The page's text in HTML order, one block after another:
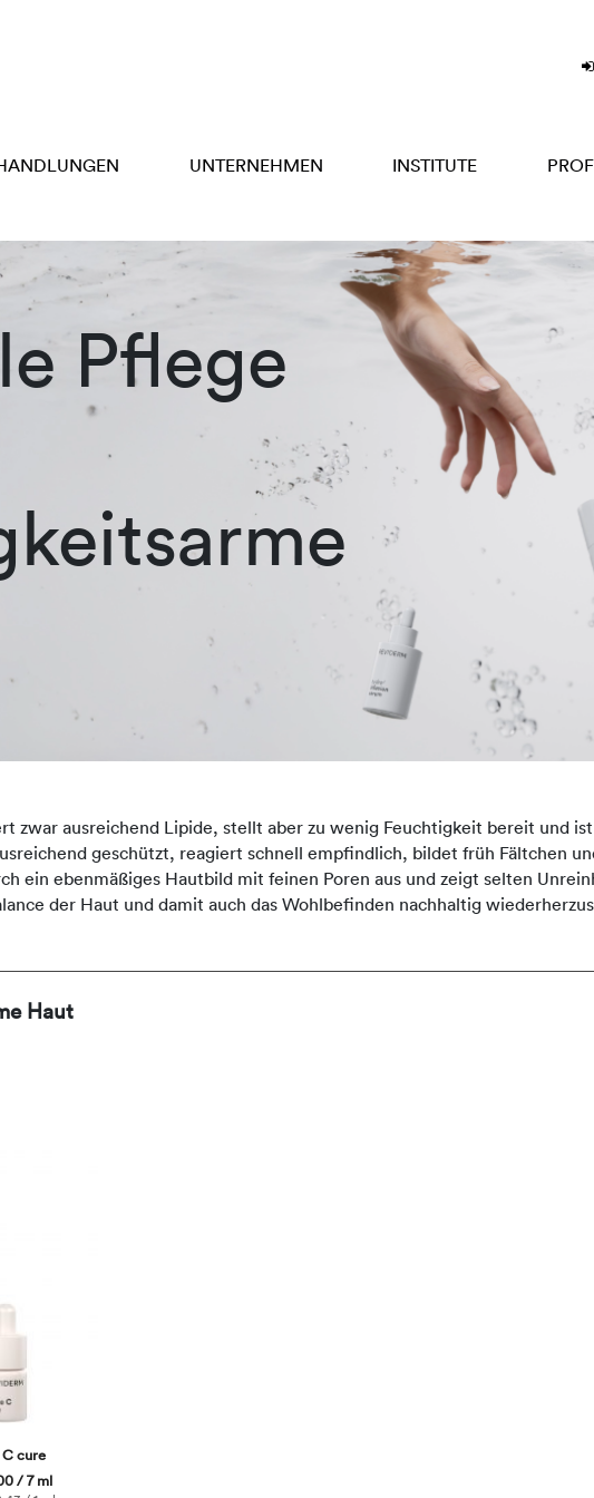
UNTERNEHMEN INSTITUTE
Pflege
zwar ausreichend Lipide, stellt aber zu wenig Feuchtigkeit bereit und
geschützt, reagiert schnell empfindlich, bildet früh Fältchen
ein ebenmäßiges Hautbild mit feinen Poren aus und zeigt selten
der Haut und damit auch das Wohlbefinden nachhaltig
Haut
cure
/ 7 ml